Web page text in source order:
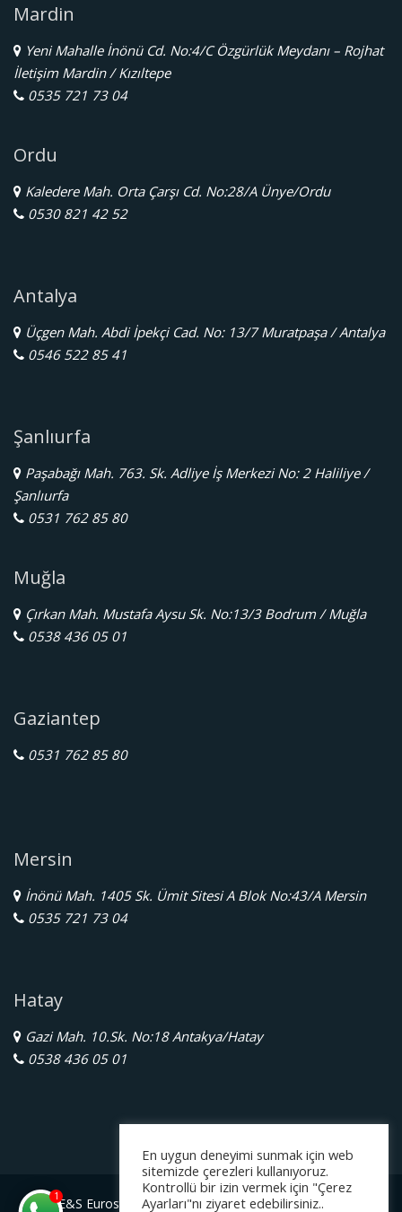
Mardin
Yeni Mahalle İnönü Cd. No:4/C Özgürlük Meydanı – Rojhat
İletişim Mardin / Kızıltepe
0535 721 73 04
Ordu
Kaledere Mah. Orta Çarşı Cd. No:28/A Ünye/Ordu
0530 821 42 52
Antalya
Üçgen Mah. Abdi İpekçi Cad. No: 13/7 Muratpaşa / Antalya
0546 522 85 41
Şanlıurfa
Paşabağı Mah. 763. Sk. Adliye İş Merkezi No: 2 Haliliye /
Şanlıurfa
0531 762 85 80
Muğla
Çırkan Mah. Mustafa Aysu Sk. No:13/3 Bodrum / Muğla
0538 436 05 01
Gaziantep
0531 762 85 80
Mersin
İnönü Mah. 1405 Sk. Ümit Sitesi A Blok No:43/A Mersin
0535 721 73 04
Hatay
Gazi Mah. 10.Sk. No:18 Antakya/Hatay
0538 436 05 01
E&S Eurostar Yurtdışı Eğitim Danışmanlığı Ltd. Şti.
1
En uygun deneyimi sunmak için web
sitemizde çerezleri kullanıyoruz.
Kontrollü bir izin vermek için "Çerez
Ayarları"nı ziyaret edebilirsiniz..